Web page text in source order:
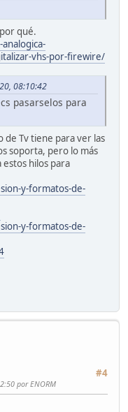
qué.
vhs-por-firewire/
08:10:42
pasarselos para
de Tv tiene para ver las
soporta, pero lo más
hilos para
y-formatos-de-
y-formatos-de-
#4
por ENORM